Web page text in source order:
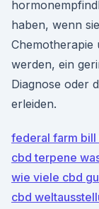
haben, wenn
Chemotherapie
werden, ein
Diagnose oder
erleiden.
federal farm bill
cbd terpene
wie viele cbd
cbd